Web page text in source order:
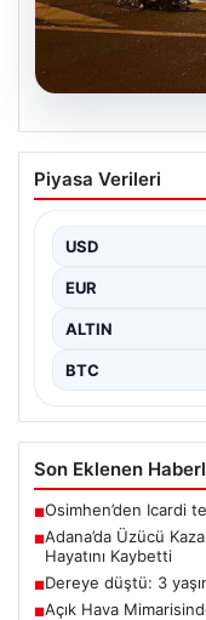
Adana’da
Başkanı
Adana’nın
Olayda,…
Piyasa Verileri
USD
EUR
ALTIN
BTC
Son Eklenen
■Osimhen’den Icardi
■Adana’da Üzücü
Hayatını Kaybetti
■Dereye düştü: 3
■Açık Hava